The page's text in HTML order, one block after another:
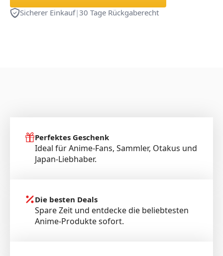
Sicherer Einkauf|30 Tage Rückgaberecht
Perfektes Geschenk
Ideal für Anime-Fans, Sammler, Otakus und
Japan-Liebhaber.
Die besten Deals
Spare Zeit und entdecke die beliebtesten
Anime-Produkte sofort.